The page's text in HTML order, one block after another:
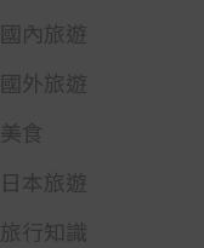
國內旅遊
國外旅遊
美食
日本旅遊
旅行知識